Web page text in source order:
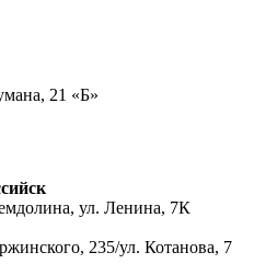
21 «Б»
ул. Ленина, 7К
235/ул. Котанова, 7